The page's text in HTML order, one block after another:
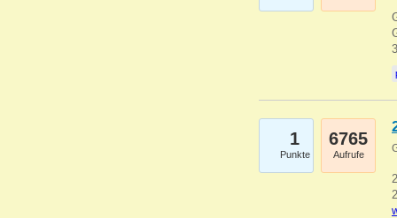
1
Punkte
6765
Aufrufe